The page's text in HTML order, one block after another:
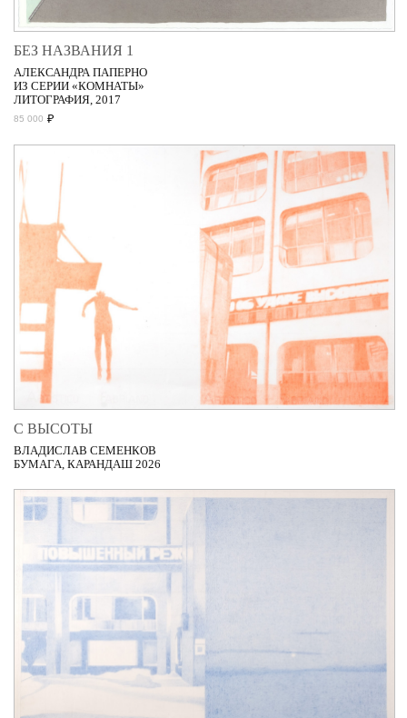
БЕЗ НАЗВАНИЯ 1
АЛЕКСАНДРА ПАПЕРНО
ИЗ СЕРИИ «КОМНАТЫ»
ЛИТОГРАФИЯ, 2017
85 000 ₽
С ВЫСОТЫ
ВЛАДИСЛАВ СЕМЕНКОВ
БУМАГА, КАРАНДАШ 2026